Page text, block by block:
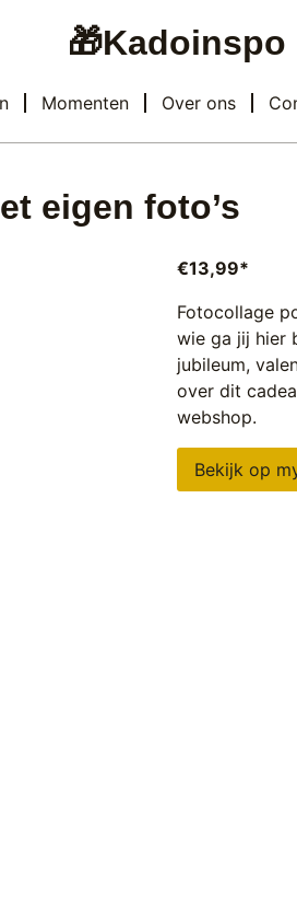
🎁Kadoinspo
Momenten Over ons
eigen foto’s
€13,99*
Fotocollage
wie ga jij hier
jubileum,
over dit
webshop.
Bekijk op